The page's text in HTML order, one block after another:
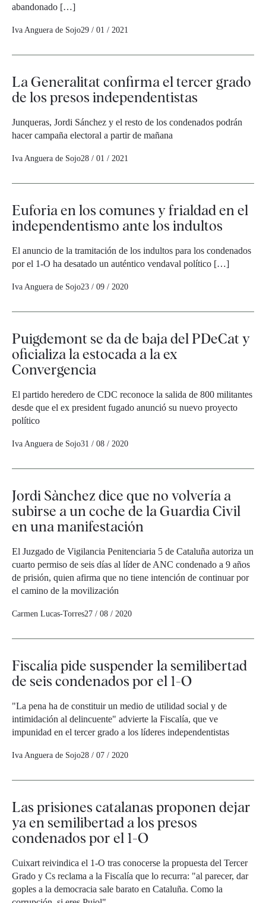
abandonado […]
Iva Anguera de Sojo29 / 01 / 2021
La Generalitat confirma el tercer grado
de los presos independentistas
Junqueras, Jordi Sánchez y el resto de los condenados podrán
hacer campaña electoral a partir de mañana
Iva Anguera de Sojo28 / 01 / 2021
Euforia en los comunes y frialdad en el
independentismo ante los indultos
El anuncio de la tramitación de los indultos para los condenados
por el 1-O ha desatado un auténtico vendaval político […]
Iva Anguera de Sojo23 / 09 / 2020
Puigdemont se da de baja del PDeCat y
oficializa la estocada a la ex
Convergencia
El partido heredero de CDC reconoce la salida de 800 militantes
desde que el ex president fugado anunció su nuevo proyecto
político
Iva Anguera de Sojo31 / 08 / 2020
Jordi Sànchez dice que no volvería a
subirse a un coche de la Guardia Civil
en una manifestación
El Juzgado de Vigilancia Penitenciaria 5 de Cataluña autoriza un
cuarto permiso de seis días al líder de ANC condenado a 9 años
de prisión, quien afirma que no tiene intención de continuar por
el camino de la movilización
Carmen Lucas-Torres27 / 08 / 2020
Fiscalía pide suspender la semilibertad
de seis condenados por el 1-O
"La pena ha de constituir un medio de utilidad social y de
intimidación al delincuente" advierte la Fiscalía, que ve
impunidad en el tercer grado a los líderes independentistas
Iva Anguera de Sojo28 / 07 / 2020
Las prisiones catalanas proponen dejar
ya en semilibertad a los presos
condenados por el 1-O
Cuixart reivindica el 1-O tras conocerse la propuesta del Tercer
Grado y Cs reclama a la Fiscalía que lo recurra: "al parecer, dar
goples a la democracia sale barato en Cataluña. Como la